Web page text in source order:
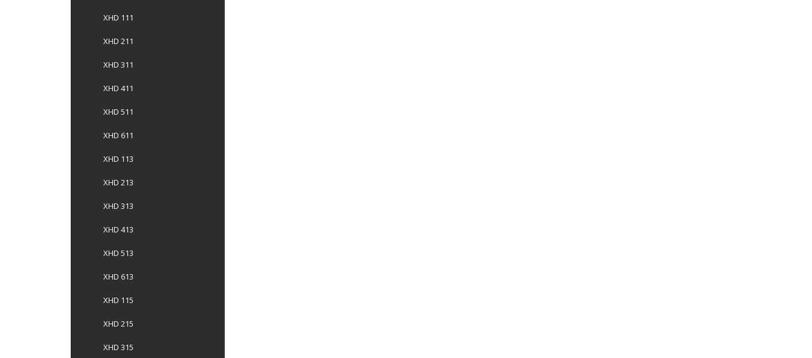
XHD 111
XHD 211
XHD 311
XHD 411
XHD 511
XHD 611
XHD 113
XHD 213
XHD 313
XHD 413
XHD 513
XHD 613
XHD 115
XHD 215
XHD 315